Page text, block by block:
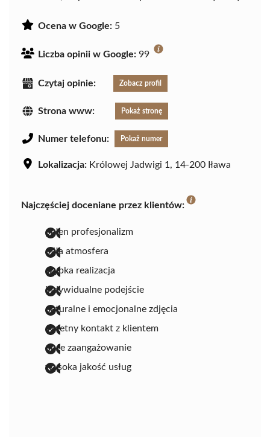
Ocena w Google: 5
Liczba opinii w Google: 99
Czytaj opinie: Zobacz profil
Strona www: Pokaż stronę
Numer telefonu: Pokaż numer
Lokalizacja: Królowej Jadwigi 1, 14-200 Iława
Najczęściej doceniane przez klientów:
pełen profesjonalizm
miła atmosfera
szybka realizacja
indywidualne podejście
naturalne i emocjonalne zdjęcia
świetny kontakt z klientem
duże zaangażowanie
wysoka jakość usług